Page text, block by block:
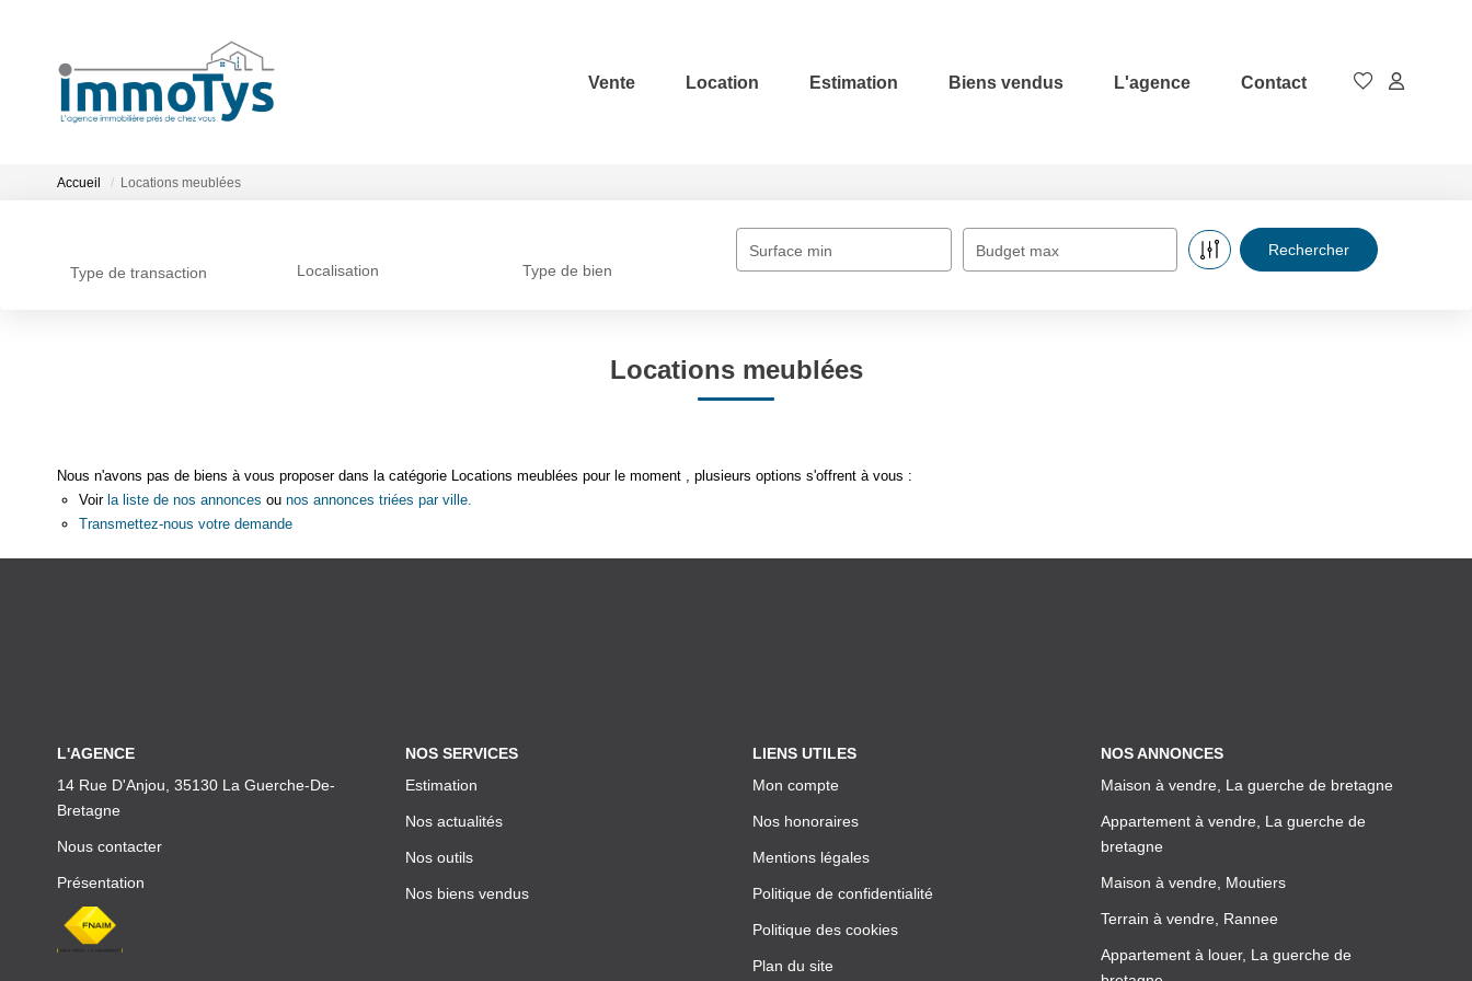
Vente Location Estimation Biens vendus L'agence Contact
Accueil Locations meublées
Type de transaction Localisation Type de bien
Surface min Budget max
Locations meublées
Nous n'avons pas de biens à vous proposer dans la catégorie Locations meublées pour le moment , plusieurs options s'offrent à vous :
Voir la liste de nos annonces ou nos annonces triées par ville.
Transmettez-nous votre demande
L'AGENCE
14 Rue D'Anjou, 35130 La Guerche-De-
Bretagne
Nous contacter
Présentation
NOS SERVICES
Estimation
Nos actualités
Nos outils
Nos biens vendus
LIENS UTILES
Mon compte
Nos honoraires
Mentions légales
Politique de confidentialité
Politique des cookies
Plan du site
NOS ANNONCES
Maison à vendre, La guerche de bretagne
Appartement à vendre, La guerche de
bretagne
Maison à vendre, Moutiers
Terrain à vendre, Rannee
Appartement à louer, La guerche de